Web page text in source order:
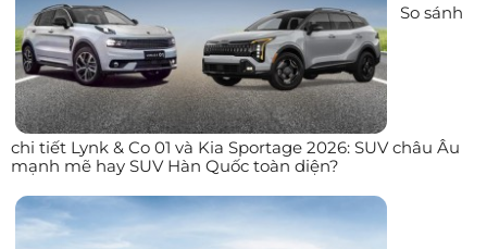
So sánh
chi tiết Lynk & Co 01 và Kia Sportage 2026: SUV châu Âu
mạnh mẽ hay SUV Hàn Quốc toàn diện?